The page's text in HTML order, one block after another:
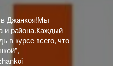
Джанкоя!Мы
и района.Каждый
в курсе всего, что